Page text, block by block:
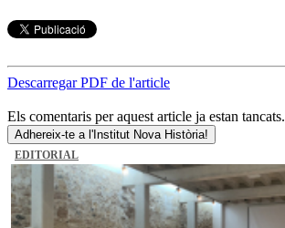
Descarregar PDF de l'article
Els comentaris per aquest article ja estan tancats.
Adhereix-te a l'Institut Nova Història!
EDITORIAL